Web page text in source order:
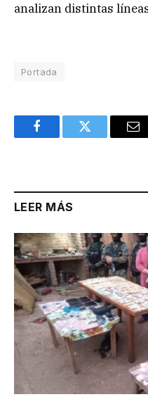
analizan distintas
Portada
FacebookTwitter
LEER MÁS